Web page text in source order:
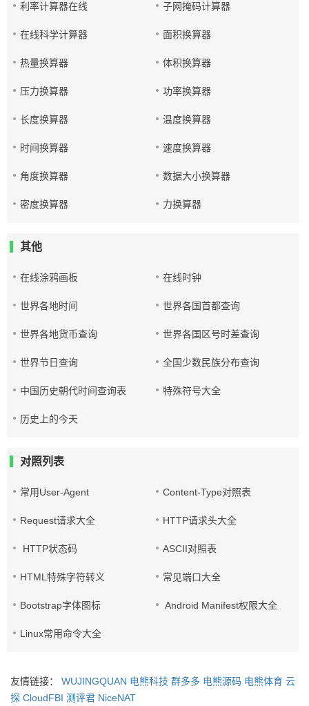
利率计算器在线 子网掩码计算器
在线科学计算器 面积换算器
热量换算器 体积换算器
压力换算器 功率换算器
长度换算器 温度换算器
时间换算器 速度换算器
角度换算器 数据大小换算器
密度换算器 力换算器
其他
在线涂鸦画板 在线时钟
世界各地时间 世界各国首都查询
世界各地货币查询 世界各国区号时差查询
世界节日查询 全国少数民族分布查询
中国历史朝代时间查询表 特殊符号大全
历史上的今天
对照列表
常用User-Agent Content-Type对照表
Request请求大全 HTTP请求头大全
HTTP状态码 ASCII对照表
HTML特殊字符转义 常见端口大全
Bootstrap字体图标 Android Manifest权限大全
Linux常用命令大全
友情链接： WUJINGQUAN 电熊科技 群多多 电熊源码 电熊体育 云
探 CloudFBI 测评君 NiceNAT